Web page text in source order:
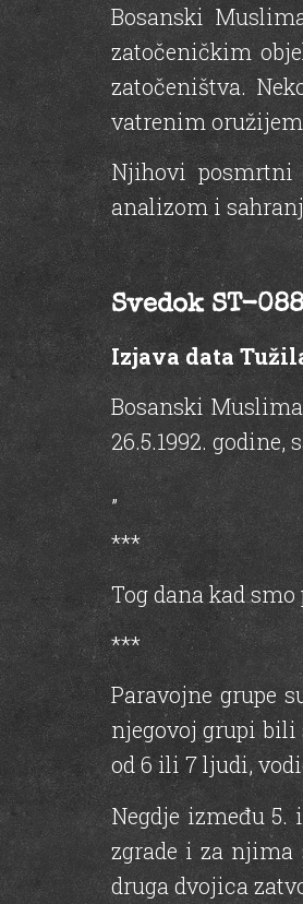
Bosanski
zatočeničkim
zatočeništva.
vatrenim
Njihovi posmrtni
analizom i
Svedok ST-088
Izjava data
Bosanski
26.5.1992.
„
***
Tog dana kad
***
Paravojne grupe
njegovoj grupi bili
od 6 ili 7 ljudi,
Negdje između
zgrade i za njima
druga dvojica